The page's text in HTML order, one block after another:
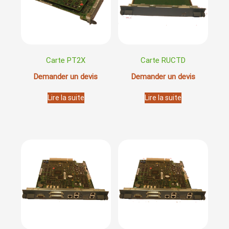
Carte PT2X
Demander un devis
Lire la suite
Carte RUCTD
Demander un devis
Lire la suite